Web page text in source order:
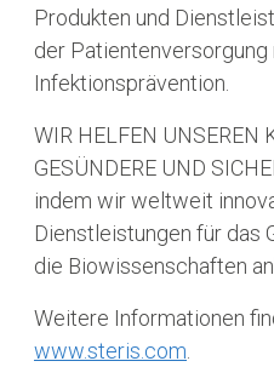
Produkten und
der
Infektionsprävention.
WIR HELFEN UNSEREN
GESÜNDERE UND
indem wir weltweit
Dienstleistungen für das
die Biowissenschaften
Weitere Informationen
www.steris.com